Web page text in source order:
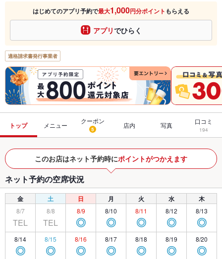
はじめてのアプリ予約で最大1,000円分ポイント もらえる
アプリでひらく
適格請求書発行事業者
トップ メニュー
クーポン
5 店内 写真 口コミ
194
このお店はネット予約時にポイントがつかえます
ネット予約の空席状況
金 土 日 月 火 水 木
8/7
TEL
8/8
TEL
8/9
◎
8/10
◎
8/11
◎
8/12
◎
8/13
◎
8/14
◎
8/15
◎
8/16
◎
8/17
◎
8/18
◎
8/19
◎
8/20
◎